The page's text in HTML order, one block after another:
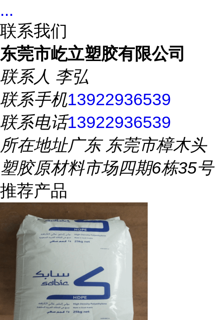
...
联系我们
东莞市屹立塑胶有限公司
联系人 李弘
联系手机13922936539
联系电话13922936539
所在地址广东 东莞市樟木头
塑胶原材料市场四期6栋35号
推荐产品